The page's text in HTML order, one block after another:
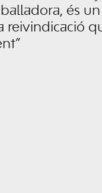
és
reivindicació